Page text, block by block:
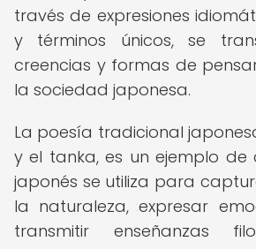
través de expresiones
y términos únicos, se
creencias y formas de
la sociedad japonesa.
La poesía tradicional
y el tanka, es un ejemplo de
japonés se utiliza para
la naturaleza, expresar
transmitir enseñanzas